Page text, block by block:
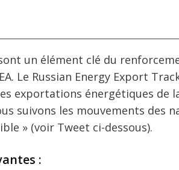
un élément clé du
Le Russian Energy Export
exportations énergétiques de
suivons les mouvements des
» (voir Tweet ci-dessous).
: